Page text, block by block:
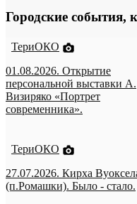
Городские события,
ТериОКО
01.08.2026. Открытие
персональной выставки А.
Визиряко «Портрет
современника».
ТериОКО
27.07.2026. Кирха
(п.Ромашки). Было - стало.